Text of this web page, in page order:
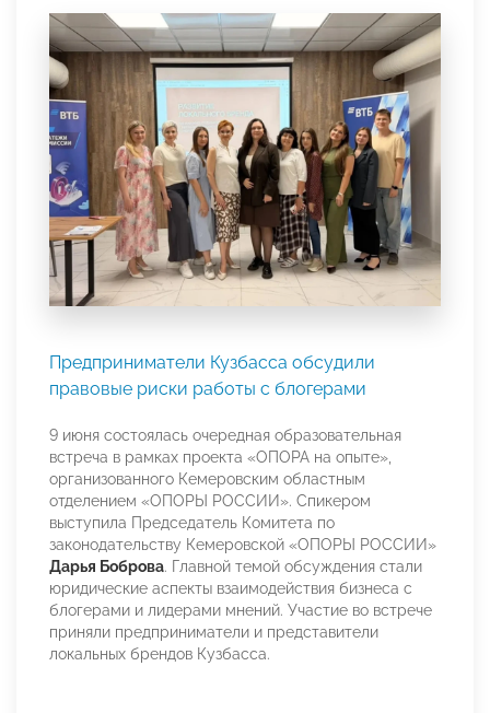
Предприниматели Кузбасса обсудили
правовые риски работы с блогерами
9 июня состоялась очередная образовательная
встреча в рамках проекта «ОПОРА на опыте»,
организованного Кемеровским областным
отделением «ОПОРЫ РОССИИ». Спикером
выступила Председатель Комитета по
законодательству Кемеровской «ОПОРЫ РОССИИ»
Дарья Боброва. Главной темой обсуждения стали
юридические аспекты взаимодействия бизнеса с
блогерами и лидерами мнений. Участие во встрече
приняли предприниматели и представители
локальных брендов Кузбасса.